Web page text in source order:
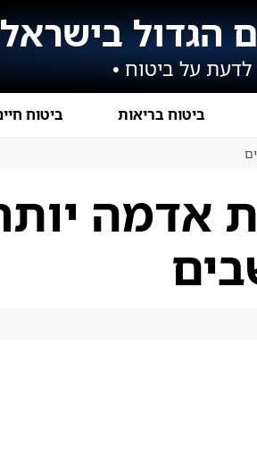
הגדול בישראל
על ביטוח •
ביטוח בריאות ביטוח
אדמה